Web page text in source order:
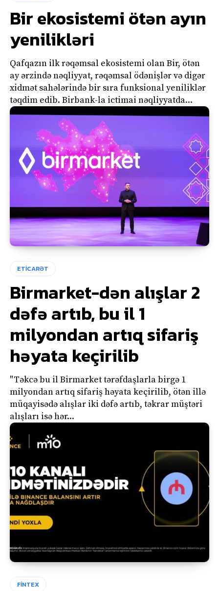
Bir ekosistemi ötən ayın
yenilikləri
Qafqazın ilk rəqəmsal ekosistemi olan Bir, ötən
ay ərzində nəqliyyat, rəqəmsal ödənişlər və digər
xidmət sahələrində bir sıra funksional yeniliklər
təqdim edib. Birbank-la ictimai nəqliyyatda...
ETİCARƏT
Birmarket-dən alışlar 2
dəfə artıb, bu il 1
milyondan artıq sifariş
həyata keçirilib
"Təkcə bu il Birmarket tərəfdaşlarla birgə 1
milyondan artıq sifariş həyata keçirilib, ötən illə
müqayisədə alışlar iki dəfə artıb, təkrar müştəri
alışları isə hər...
FİNTEX